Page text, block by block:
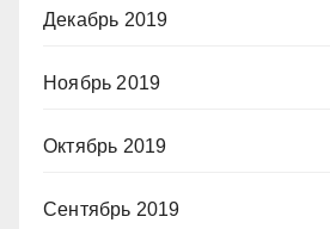
Декабрь 2019
Ноябрь 2019
Октябрь 2019
Сентябрь 2019